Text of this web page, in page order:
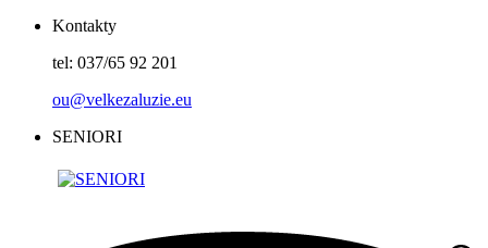
Kontakty
tel: 037/65 92 201
ou@velkezaluzie.eu
SENIORI